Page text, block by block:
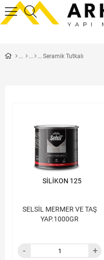
Seramik Tutkalı
SELSİL MERMER VE TAŞ
YAP.1000GR
SİLİKON 125